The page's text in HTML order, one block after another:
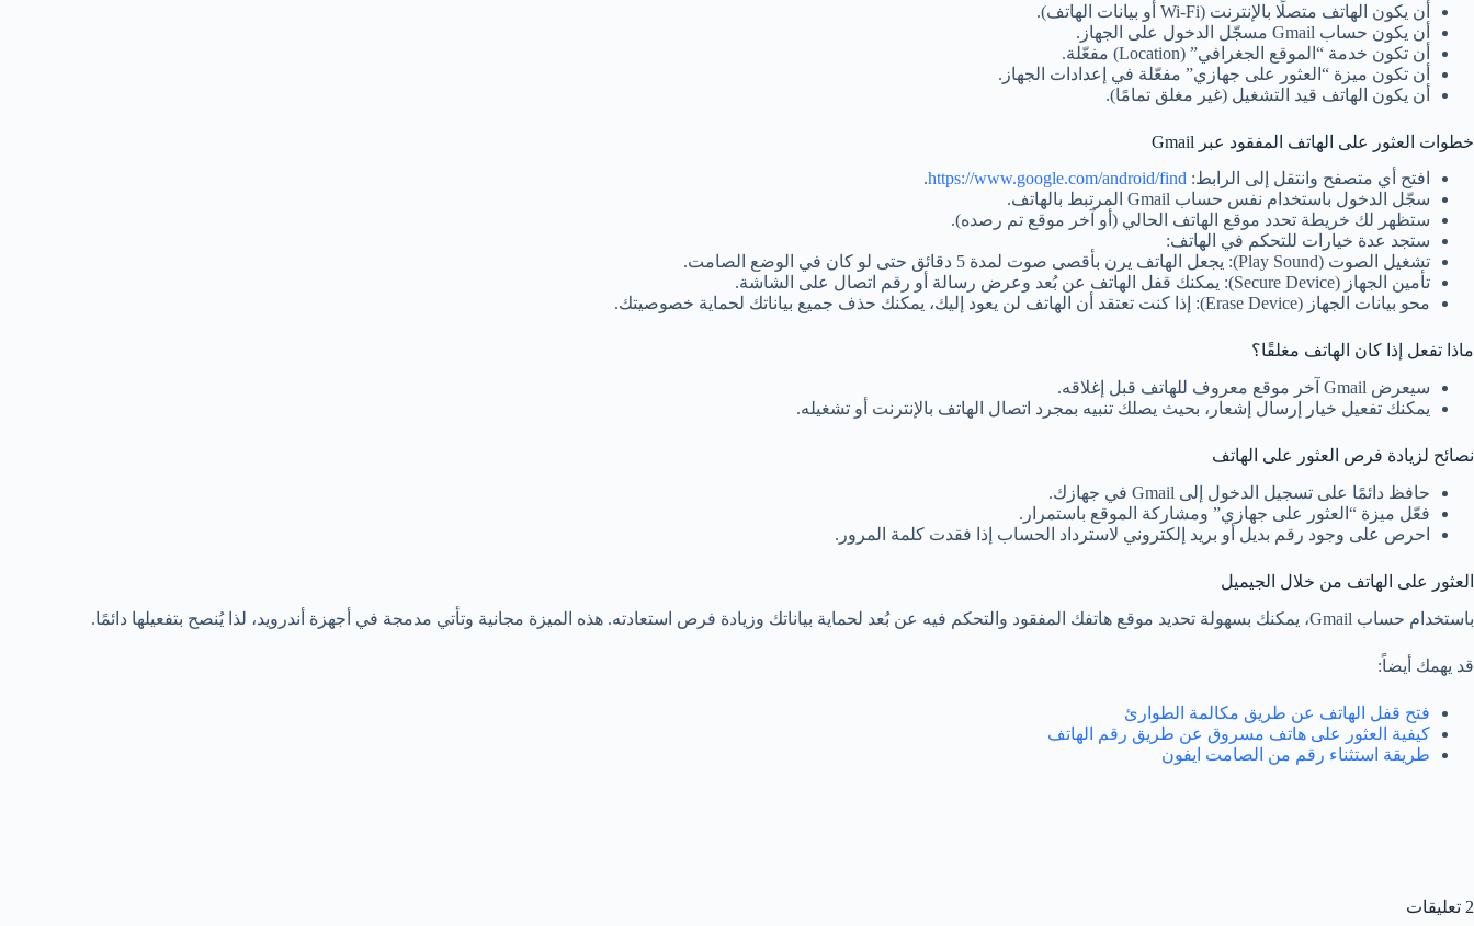
أن يكون الهاتف متصلًا بالإنترنت (Wi-Fi أو بيانات الهاتف).
أن يكون حساب Gmail مسجّل الدخول على الجهاز.
أن تكون خدمة “الموقع الجغرافي” (Location) مفعّلة.
أن تكون ميزة “العثور على جهازي” مفعّلة في إعدادات الجهاز.
أن يكون الهاتف قيد التشغيل (غير مغلق تمامًا).
خطوات العثور على الهاتف المفقود عبر Gmail
افتح أي متصفح وانتقل إلى الرابط:
.
سجّل الدخول باستخدام نفس حساب Gmail المرتبط بالهاتف.
ستظهر لك خريطة تحدد موقع الهاتف الحالي (أو آخر موقع تم رصده).
ستجد عدة خيارات للتحكم في الهاتف:
تشغيل الصوت (Play Sound): يجعل الهاتف يرن بأقصى صوت لمدة 5 دقائق حتى لو كان في الوضع الصامت.
تأمين الجهاز (Secure Device): يمكنك قفل الهاتف عن بُعد وعرض رسالة أو رقم اتصال على الشاشة.
محو بيانات الجهاز (Erase Device): إذا كنت تعتقد أن الهاتف لن يعود إليك، يمكنك حذف جميع بياناتك لحماية خصوصيتك.
ماذا تفعل إذا كان الهاتف مغلقًا؟
سيعرض Gmail آخر موقع معروف للهاتف قبل إغلاقه.
يمكنك تفعيل خيار إرسال إشعار، بحيث يصلك تنبيه بمجرد اتصال الهاتف بالإنترنت أو تشغيله.
نصائح لزيادة فرص العثور على الهاتف
حافظ دائمًا على تسجيل الدخول إلى Gmail في جهازك.
فعّل ميزة “العثور على جهازي” ومشاركة الموقع باستمرار.
احرص على وجود رقم بديل أو بريد إلكتروني لاسترداد الحساب إذا فقدت كلمة المرور.
العثور على الهاتف من خلال الجيميل
باستخدام حساب Gmail، يمكنك بسهولة تحديد موقع هاتفك المفقود والتحكم فيه عن بُعد لحماية بياناتك وزيادة فرص استعادته. هذه الميزة مجانية وتأتي مدمجة في أجهزة أندرويد، لذا يُنصح بتفعيلها دائمًا.
قد يهمك أيضاً:
فتح قفل الهاتف عن طريق مكالمة الطوارئ
كيفية العثور على هاتف مسروق عن طريق رقم الهاتف
طريقة استثناء رقم من الصامت ايفون
2 تعليقات